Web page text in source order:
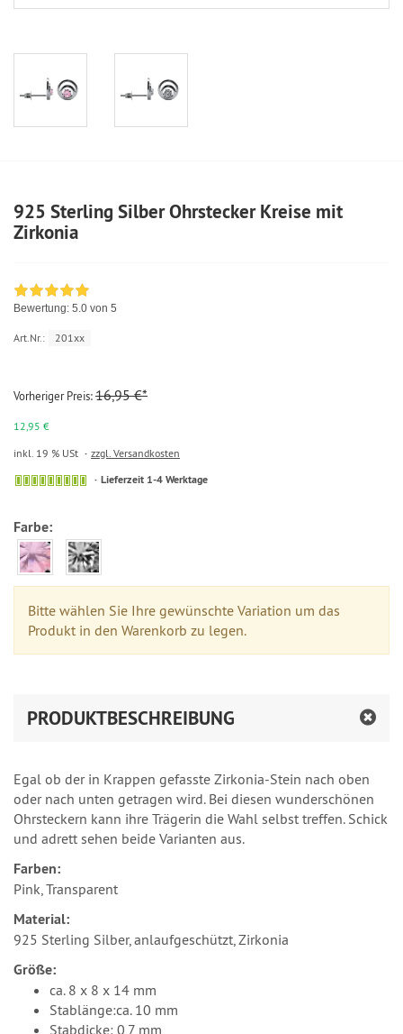
925 Sterling Silber Ohrstecker Kreise mit
Zirkonia
Bewertung: 5.0 von 5
Art.Nr.: 201xx
Vorheriger Preis:16,95 €*
12,95 €
inkl. 19 % USt
zzgl. Versandkosten
Lieferzeit 1-4 Werktage
Farbe:
Bitte wählen Sie Ihre gewünschte Variation um das
Produkt in den Warenkorb zu legen.
PRODUKTBESCHREIBUNG
Egal ob der in Krappen gefasste Zirkonia-Stein nach oben
oder nach unten getragen wird. Bei diesen wunderschönen
Ohrsteckern kann ihre Trägerin die Wahl selbst treffen. Schick
und adrett sehen beide Varianten aus.
Farben:
Pink, Transparent
Material:
925 Sterling Silber, anlaufgeschützt, Zirkonia
Größe:
ca. 8 x 8 x 14 mm
Stablänge:ca. 10 mm
Stabdicke: 0,7 mm